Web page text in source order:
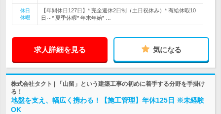
休日
休暇
【年間休日127日】* 完全週休2日制（土日祝休み）* 有給休暇10
日～* 夏季休暇* 年末年始* …
求人詳細を見る 気になる
株式会社タクト | 「山留」という建築工事の初めに着手する分野を手掛け
る！
地盤を支え、幅広く携わる！【施工管理】年休125日 ※未経験
OK